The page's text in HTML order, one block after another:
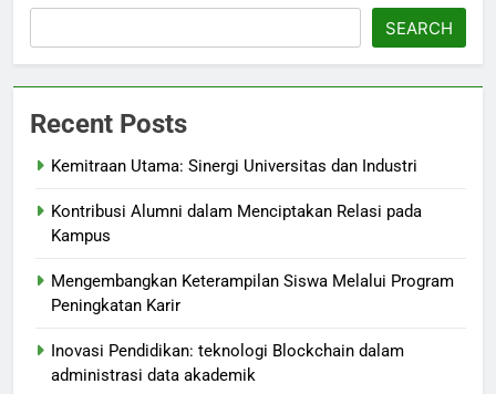
SEARCH
Recent Posts
Kemitraan Utama: Sinergi Universitas dan Industri
Kontribusi Alumni dalam Menciptakan Relasi pada
Kampus
Mengembangkan Keterampilan Siswa Melalui Program
Peningkatan Karir
Inovasi Pendidikan: teknologi Blockchain dalam
administrasi data akademik